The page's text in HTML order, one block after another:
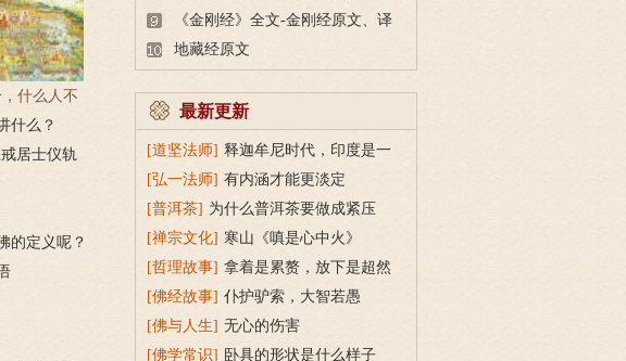
什么人不
咒？
什么？
居士仪轨
的定义呢？
《金刚经》全文-金刚经原文、译
文及释意
地藏经原文
最新更新
[道坚法师] 释迦牟尼时代，印度是一
个怎样的社会？
[弘一法师] 有内涵才能更淡定
[普洱茶] 为什么普洱茶要做成紧压
茶？
[禅宗文化] 寒山《嗔是心中火》
[哲理故事] 拿着是累赘，放下是超然
[佛经故事] 仆护驴索，大智若愚
[佛与人生] 无心的伤害
[佛学常识] 卧具的形状是什么样子